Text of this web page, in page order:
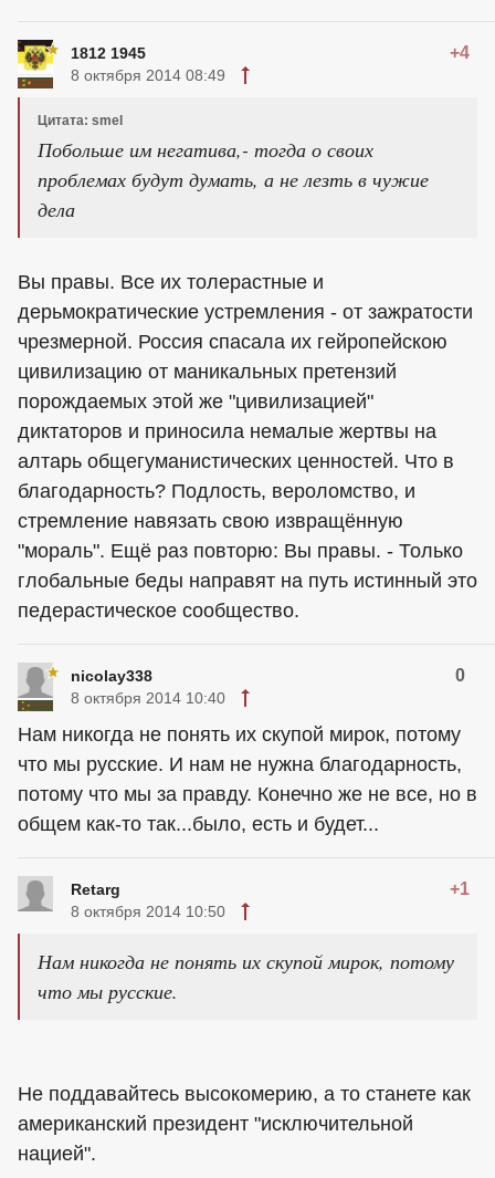
1812 1945 +4
8 октября 2014 08:49
Цитата: smel
Побольше им негатива,- тогда о своих
проблемах будут думать, а не лезть в чужие
дела
Вы правы. Все их толерастные и
дерьмократические устремления - от зажратости
чрезмерной. Россия спасала их гейропейскою
цивилизацию от маникальных претензий
порождаемых этой же "цивилизацией"
диктаторов и приносила немалые жертвы на
алтарь общегуманистических ценностей. Что в
благодарность? Подлость, вероломство, и
стремление навязать свою извращённую
"мораль". Ещё раз повторю: Вы правы. - Только
глобальные беды направят на путь истинный это
педерастическое сообщество.
nicolay338 0
8 октября 2014 10:40
Нам никогда не понять их скупой мирок, потому
что мы русские. И нам не нужна благодарность,
потому что мы за правду. Конечно же не все, но в
общем как-то так...было, есть и будет...
Retarg +1
8 октября 2014 10:50
Нам никогда не понять их скупой мирок, потому
что мы русские.
Не поддавайтесь высокомерию, а то станете как
американский президент "исключительной
нацией".